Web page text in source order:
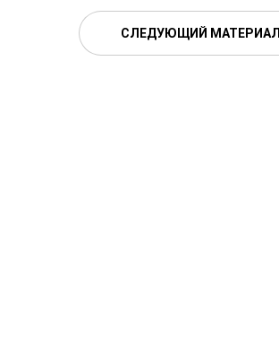
СЛЕДУЮЩИЙ МАТЕРИАЛ